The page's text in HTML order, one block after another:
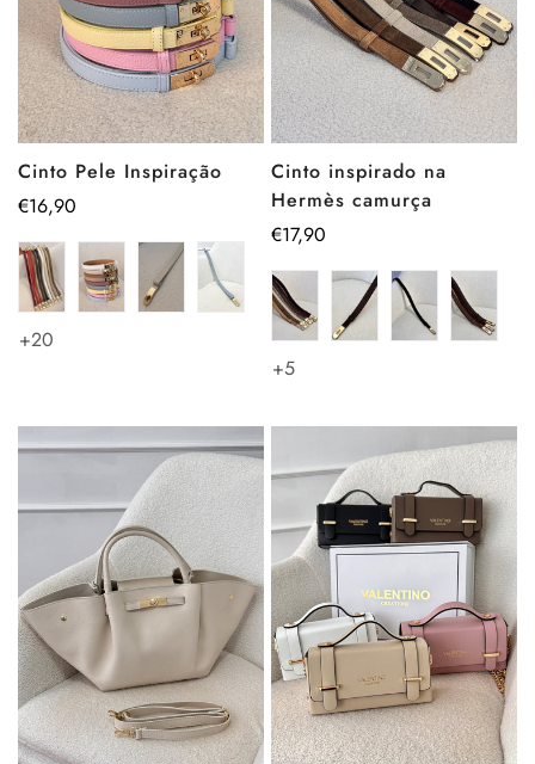
Cinto Pele Inspiração
Preço
€16,90
+20
Cinto inspirado na
Hermès camurça
Preço
€17,90
+5